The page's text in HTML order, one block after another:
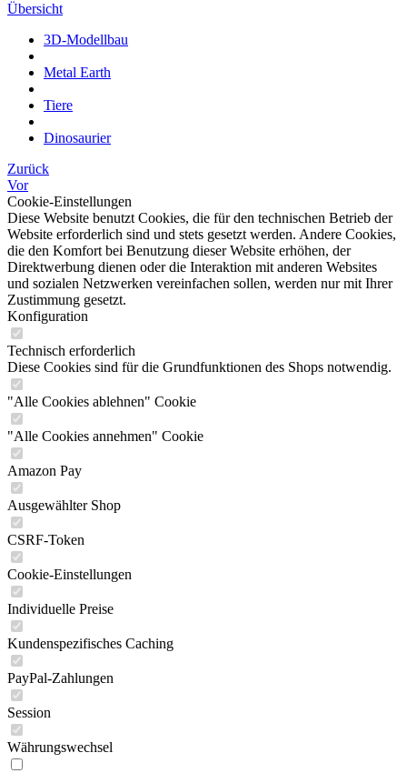
Übersicht
3D-Modellbau
Metal Earth
Tiere
Dinosaurier
Zurück
Vor
Cookie-Einstellungen
Diese Website benutzt Cookies, die für den technischen Betrieb der
Website erforderlich sind und stets gesetzt werden. Andere Cookies,
die den Komfort bei Benutzung dieser Website erhöhen, der
Direktwerbung dienen oder die Interaktion mit anderen Websites
und sozialen Netzwerken vereinfachen sollen, werden nur mit Ihrer
Zustimmung gesetzt.
Konfiguration
Technisch erforderlich
Diese Cookies sind für die Grundfunktionen des Shops notwendig.
"Alle Cookies ablehnen" Cookie
"Alle Cookies annehmen" Cookie
Amazon Pay
Ausgewählter Shop
CSRF-Token
Cookie-Einstellungen
Individuelle Preise
Kundenspezifisches Caching
PayPal-Zahlungen
Session
Währungswechsel